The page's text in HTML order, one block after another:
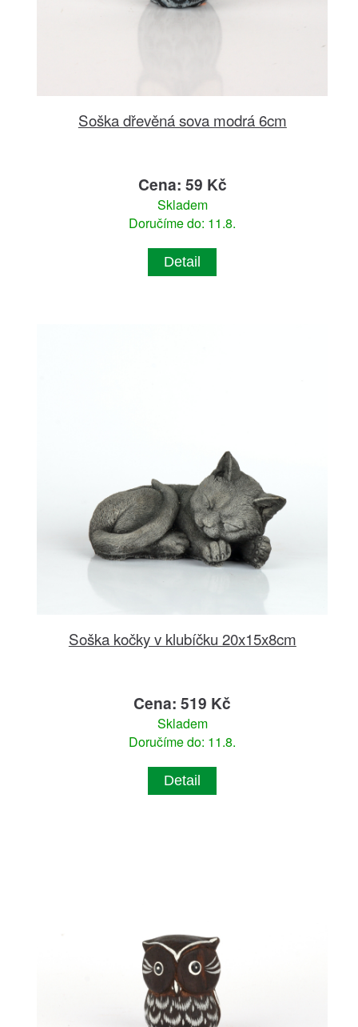
Soška dřevěná sova modrá 6cm
Cena: 59 Kč
Skladem
Doručíme do: 11.8.
Detail
Soška kočky v klubíčku 20x15x8cm
Cena: 519 Kč
Skladem
Doručíme do: 11.8.
Detail